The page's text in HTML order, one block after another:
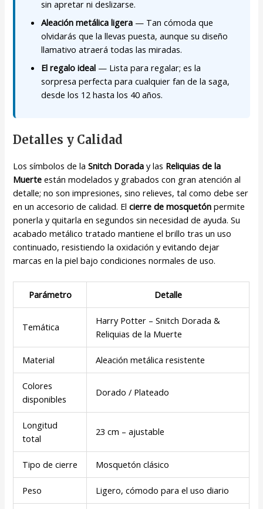
sin apretar ni deslizarse.
Aleación metálica ligera — Tan cómoda que
olvidarás que la llevas puesta, aunque su diseño
llamativo atraerá todas las miradas.
El regalo ideal — Lista para regalar; es la
sorpresa perfecta para cualquier fan de la saga,
desde los 12 hasta los 40 años.
Detalles y Calidad
Los símbolos de laSnitch Dorada y las Reliquias de la
Muerte están modelados y grabados con gran atención al
detalle; no son impresiones, sino relieves, tal como debe ser
en un accesorio de calidad. Elcierre de mosquetón permite
ponerla y quitarla en segundos sin necesidad de ayuda. Su
acabado metálico tratado mantiene el brillo tras un uso
continuado, resistiendo la oxidación y evitando dejar
marcas en la piel bajo condiciones normales de uso.
Parámetro Detalle
Temática
Harry Potter – Snitch Dorada &
Reliquias de la Muerte
Material Aleación metálica resistente
Colores
disponibles
Dorado / Plateado
Longitud
total
23 cm – ajustable
Tipo de cierre Mosquetón clásico
Peso Ligero, cómodo para el uso diario